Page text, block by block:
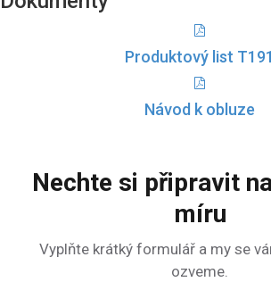
Produktový list T191
Návod k obluze
Nechte si připravit
míru
Vyplňte krátký formulář a my se
ozveme.